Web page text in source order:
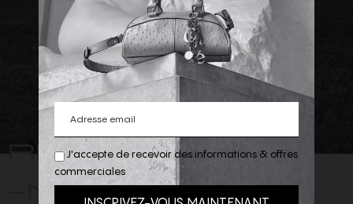
REJOIGNEZ
-NOUS
J'accepte de recevoir des informations & offres
commerciales